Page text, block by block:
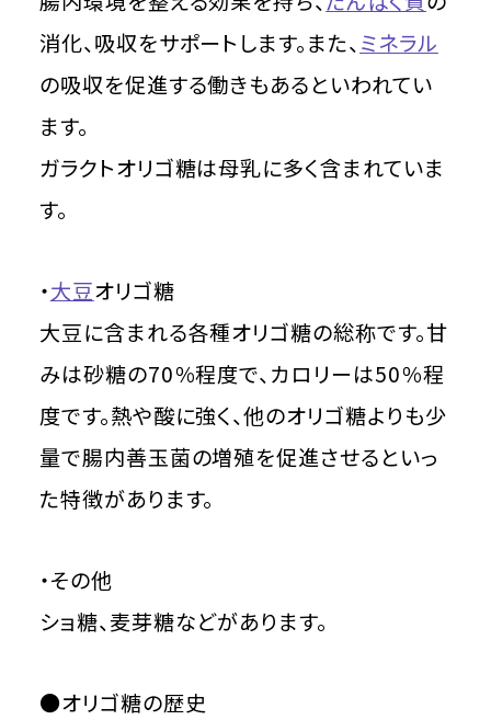
消化、吸収をサポートします。また、ミネラル
の吸収を促進する働きもあるといわれてい
ます。
ガラクトオリゴ糖は母乳に多く含まれていま
す。
・大豆オリゴ糖
大豆に含まれる各種オリゴ糖の総称です。甘
みは砂糖の70％程度で、カロリーは50％程
度です。熱や酸に強く、他のオリゴ糖よりも少
量で腸内善玉菌の増殖を促進させるといっ
た特徴があります。
・その他
ショ糖、麦芽糖などがあります。
●オリゴ糖の歴史